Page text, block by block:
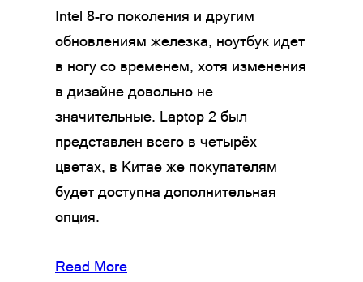
Intel 8-го поколения и другим
обновлениям железка, ноутбук идет
в ногу со временем, хотя изменения
в дизайне довольно не
значительные. Laptop 2 был
представлен всего в четырёх
цветах, в Китае же покупателям
будет доступна дополнительная
опция.
Read More